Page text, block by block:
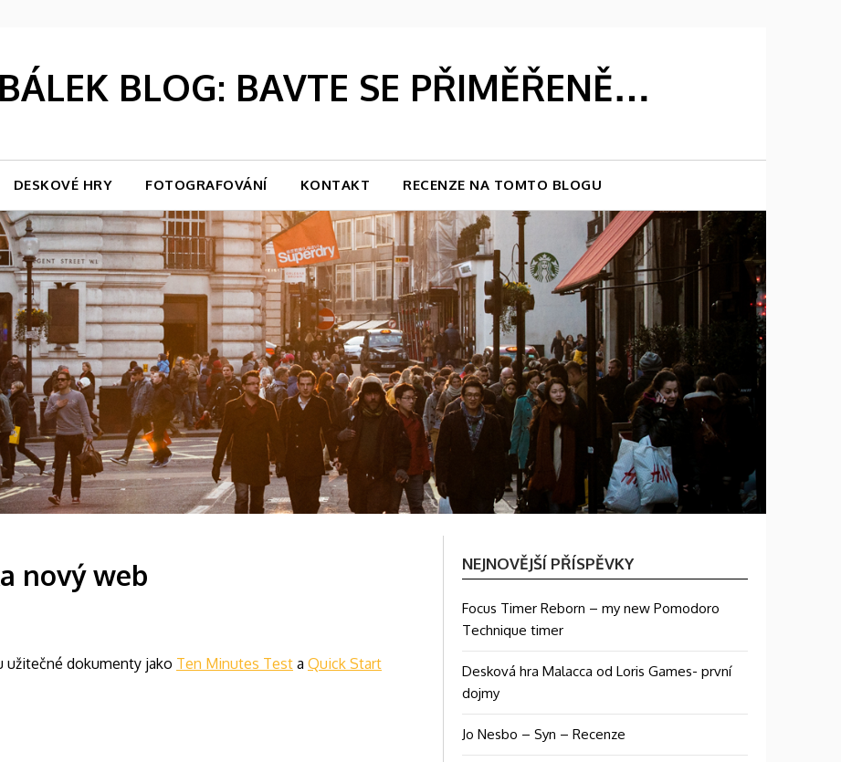
BLOG: BAVTE SE PŘIMĚŘENĚ…
DESKOVÉ HRY FOTOGRAFOVÁNÍ KONTAKT RECENZE NA TOMTO BLOGU
nový web
užitečné dokumenty jako Ten Minutes Test a Quick Start
NEJNOVĚJŠÍ PŘÍSPĚVKY
Focus Timer Reborn – my new Pomodoro
Technique timer
Desková hra Malacca od Loris Games- první
dojmy
Jo Nesbo – Syn – Recenze